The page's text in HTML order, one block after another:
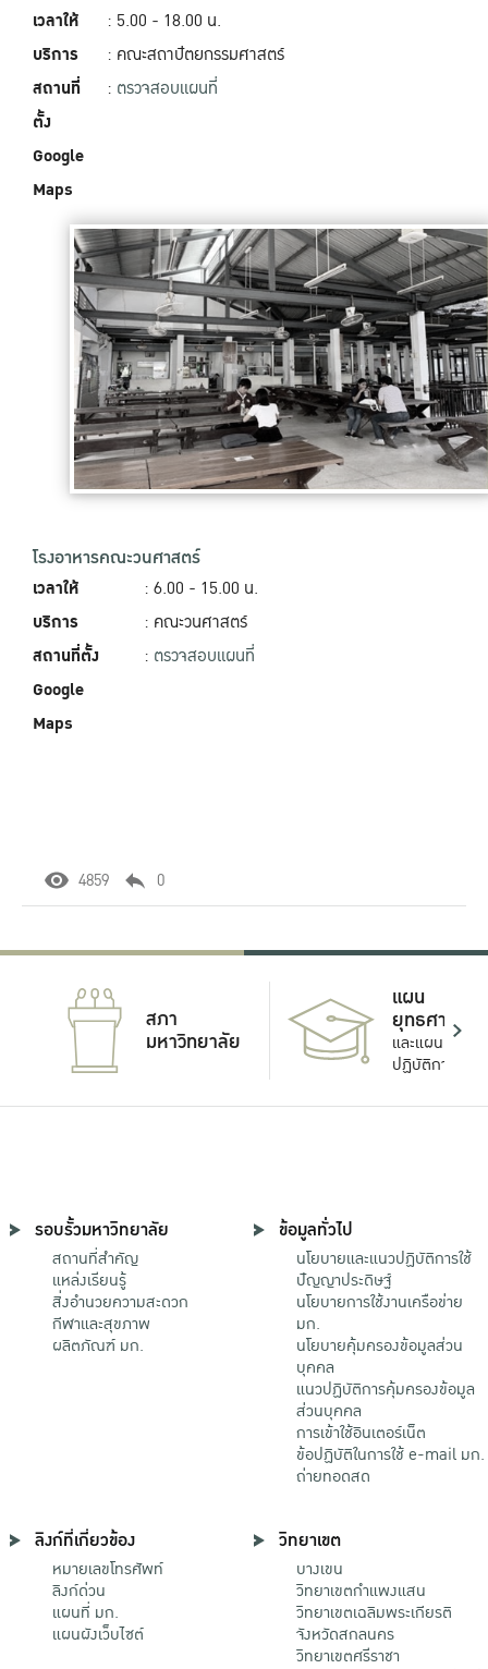
เวลาให้
บริการ
สถานที่
ตั้ง
Google
Maps
: 5.00 - 18.00‬ น.
: คณะสถาปัตยกรรมศาสตร์
: ตรวจสอบแผนที่
โรงอาหารคณะวนศาสตร์
เวลาให้
บริการ
สถานที่ตั้ง
Google
Maps
: 6.00 - 15.00‬ น.
: คณะวนศาสตร์
: ตรวจสอบแผนที่
4859 0
สภา
มหาวิทยาลัย
แผน
ยุทธศาสตร์
และแผน
ปฏิบัติการ
รอบรั้วมหาวิทยาลัย
สถานที่สำคัญ
แหล่งเรียนรู้
สิ่งอำนวยความสะดวก
กีฬาและสุขภาพ
ผลิตภัณฑ์ มก.
ข้อมูลทั่วไป
นโยบายและแนวปฏิบัติการใช้
ปัญญาประดิษฐ์
นโยบายการใช้งานเครือข่าย
มก.
นโยบายคุ้มครองข้อมูลส่วน
บุคคล
แนวปฏิบัติการคุ้มครองข้อมูล
ส่วนบุคคล
การเข้าใช้อินเตอร์เน็ต
ข้อปฏิบัติในการใช้ e-mail มก.
ถ่ายทอดสด
ลิงก์ที่เกี่ยวข้อง
หมายเลขโทรศัพท์
ลิงก์ด่วน
แผนที่ มก.
แผนผังเว็บไซต์
วิทยาเขต
บางเขน
วิทยาเขตกําแพงแสน
วิทยาเขตเฉลิมพระเกียรติ
จังหวัดสกลนคร
วิทยาเขตศรีราชา